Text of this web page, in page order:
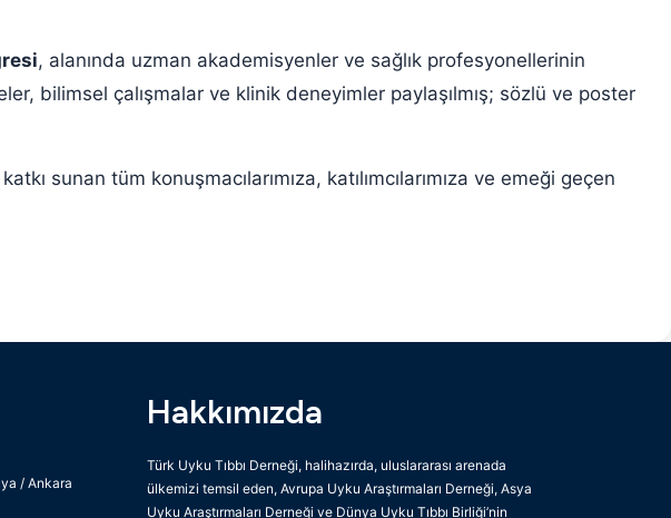
, alanında uzman akademisyenler ve sağlık profesyonellerinin
bilimsel çalışmalar ve klinik deneyimler paylaşılmış; sözlü ve poster
sunan tüm konuşmacılarımıza, katılımcılarımıza ve emeği geçen
/ Ankara
Hakkımızda
Türk Uyku Tıbbı Derneği, halihazırda, uluslararası arenada
ülkemizi temsil eden, Avrupa Uyku Araştırmaları Derneği, Asya
Uyku Araştırmaları Derneği ve Dünya Uyku Tıbbı Birliği’nin